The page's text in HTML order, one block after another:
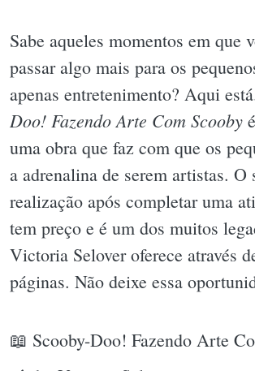
Sabe aqueles momentos em que
passar algo mais para os
apenas entretenimento? Aqui
Doo! Fazendo Arte Com Scooby
uma obra que faz com que os
a adrenalina de serem artistas. O
realização após completar uma
tem preço e é um dos muitos
Victoria Selover oferece através
páginas. Não deixe essa
📖 Scooby-Doo! Fazendo Arte